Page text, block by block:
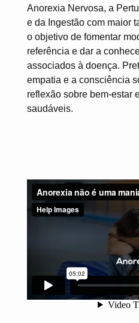
Anorexia Nervosa, a
e da Ingestão com maior
o objetivo de fomentar
referência e dar a
associados à doença.
empatia e a consciência
reflexão sobre bem-estar
saudáveis.